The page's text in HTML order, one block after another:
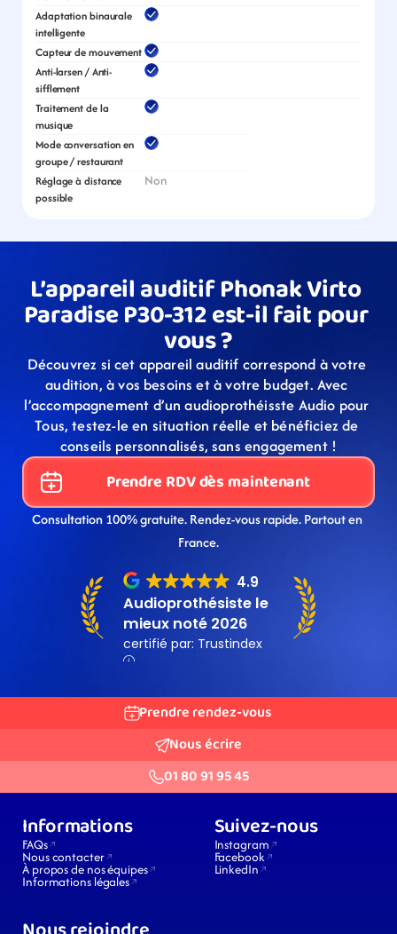
Adaptation binaurale
intelligente
Capteur de mouvement
Anti-larsen / Anti-
sifflement
Traitement de la
musique
Mode conversation en
groupe / restaurant
Réglage à distance
possible
Non
L’appareil auditif Phonak Virto
Paradise P30-312 est-il fait pour
vous ?
Découvrez si cet appareil auditif correspond à votre
audition, à vos besoins et à votre budget. Avec
l’accompagnement d’un audioprothéisste Audio pour
Tous, testez-le en situation réelle et bénéficiez de
conseils personnalisés, sans engagement !
Prendre RDV dès maintenant
Consultation 100% gratuite. Rendez-vous rapide. Partout en
France.
Prendre rendez-vous
Nous écrire
01 80 91 95 45
Informations
FAQs
Nous contacter
À propos de nos équipes
Informations légales
Suivez-nous
Instagram
Facebook
LinkedIn